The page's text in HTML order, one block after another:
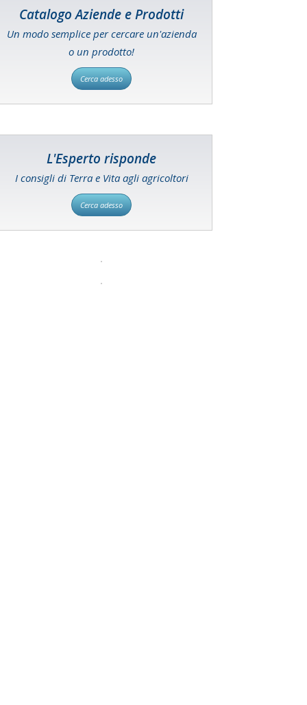
Catalogo Aziende e Prodotti
Un modo semplice per cercare un'azienda
o un prodotto!
Cerca adesso
L'Esperto risponde
I consigli di Terra e Vita agli agricoltori
Cerca adesso